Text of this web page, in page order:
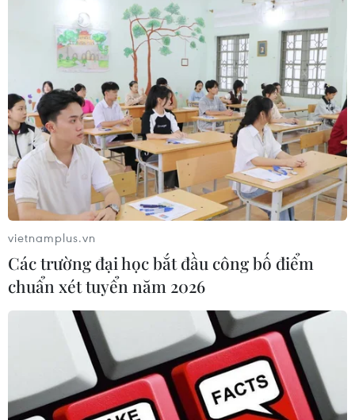
vietnamplus.vn
Các trường đại học bắt đầu công bố điểm
chuẩn xét tuyển năm 2026